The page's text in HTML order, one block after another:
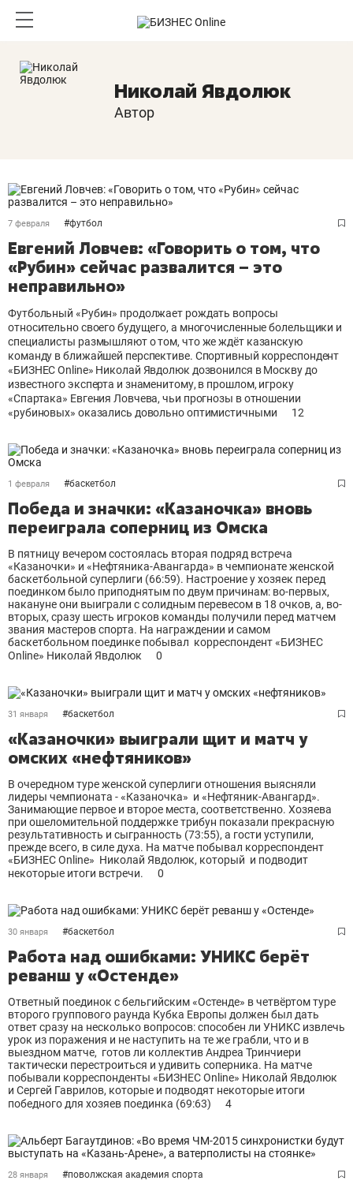
Николай Явдолюк
Автор
7 февраля #футбол
Евгений Ловчев: «Говорить о том, что
«Рубин» сейчас развалится – это
неправильно»
Футбольный «Рубин» продолжает рождать вопросы
относительно своего будущего, а многочисленные болельщики и
специалисты размышляют о том, что же ждёт казанскую
команду в ближайшей перспективе. Спортивный корреспондент
«БИЗНЕС Online» Николай Явдолюк дозвонился в Москву до
известного эксперта и знаменитому, в прошлом, игроку
«Спартака» Евгения Ловчева, чьи прогнозы в отношении
«рубиновых» оказались довольно оптимистичными
12
1 февраля #баскетбол
Победа и значки: «Казаночка» вновь
переиграла соперниц из Омска
В пятницу вечером состоялась вторая подряд встреча
«Казаночки» и «Нефтяника-Авангарда» в чемпионате женской
баскетбольной суперлиги (66:59). Настроение у хозяек перед
поединком было приподнятым по двум причинам: во-первых,
накануне они выиграли с солидным перевесом в 18 очков, а, во-
вторых, сразу шесть игроков команды получили перед матчем
звания мастеров спорта. На награждении и самом
баскетбольном поединке побывал корреспондент «БИЗНЕС
Online» Николай Явдолюк
0
31 января #баскетбол
«Казаночки» выиграли щит и матч у
омских «нефтяников»
В очередном туре женской суперлиги отношения выясняли
лидеры чемпионата - «Казаночка» и «Нефтяник-Авангард».
Занимающие первое и второе места, соответственно. Хозяева
при ошеломительной поддержке трибун показали прекрасную
результативность и сыгранность (73:55), а гости уступили,
прежде всего, в силе духа. На матче побывал корреспондент
«БИЗНЕС Online» Николай Явдолюк, который и подводит
некоторые итоги встречи.
0
30 января #баскетбол
Работа над ошибками: УНИКС берёт
реванш у «Остенде»
Ответный поединок с бельгийским «Остенде» в четвёртом туре
второго группового раунда Кубка Европы должен был дать
ответ сразу на несколько вопросов: способен ли УНИКС извлечь
урок из поражения и не наступить на те же грабли, что и в
выездном матче, готов ли коллектив Андреа Тринчиери
тактически перестроиться и удивить соперника. На матче
побывали корреспонденты «БИЗНЕС Online» Николай Явдолюк
и Сергей Гаврилов, которые и подводят некоторые итоги
победного для хозяев поединка (69:63)
4
28 января #поволжская академия спорта